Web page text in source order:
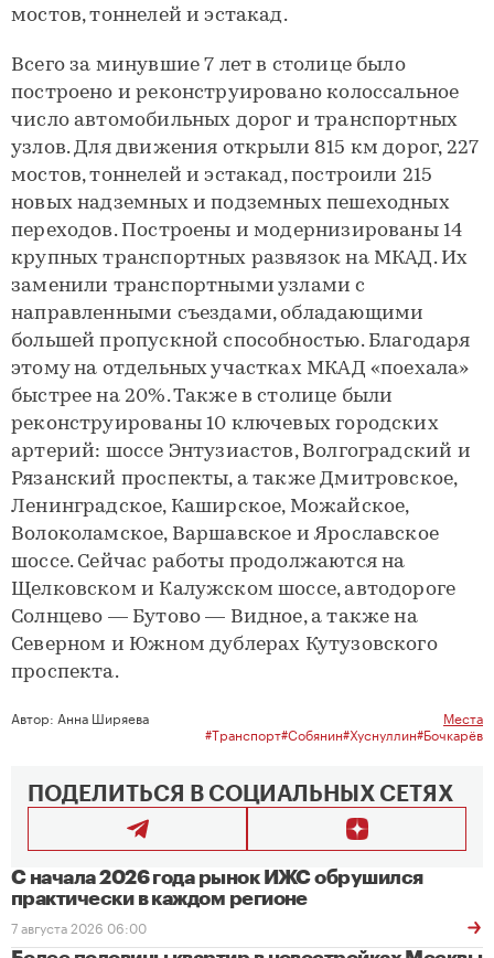
мостов, тоннелей и эстакад.
Всего за минувшие 7 лет в столице было
построено и реконструировано колоссальное
число автомобильных дорог и транспортных
узлов. Для движения открыли 815 км дорог, 227
мостов, тоннелей и эстакад, построили 215
новых надземных и подземных пешеходных
переходов. Построены и модернизированы 14
крупных транспортных развязок на МКАД. Их
заменили транспортными узлами с
направленными съездами, обладающими
большей пропускной способностью. Благодаря
этому на отдельных участках МКАД «поехала»
быстрее на 20%. Также в столице были
реконструированы 10 ключевых городских
артерий: шоссе Энтузиастов, Волгоградский и
Рязанский проспекты, а также Дмитровское,
Ленинградское, Каширское, Можайское,
Волоколамское, Варшавское и Ярославское
шоссе. Сейчас работы продолжаются на
Щелковском и Калужском шоссе, автодороге
Солнцево — Бутово — Видное, а также на
Северном и Южном дублерах Кутузовского
проспекта.
Автор: Анна Ширяева Места
#Транспорт#Собянин#Хуснуллин#Бочкарёв
ПОДЕЛИТЬСЯ В СОЦИАЛЬНЫХ СЕТЯХ
С начала 2026 года рынок ИЖС обрушился
практически в каждом регионе
7 августа 2026 06:00